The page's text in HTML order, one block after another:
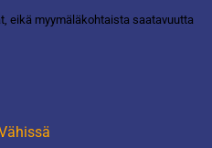
eikä myymäläkohtaista saatavuutta